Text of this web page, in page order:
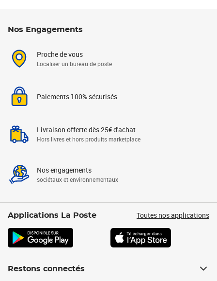
Nos Engagements
Proche de vous
Localiser un bureau de poste
Paiements 100% sécurisés
Livraison offerte dès 25€ d'achat
Hors livres et hors produits marketplace
Nos engagements
sociétaux et environnementaux
Applications La Poste Toutes nos applications
Restons connectés